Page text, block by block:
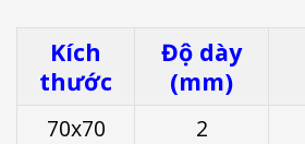
Kích
thước
Độ dày
(mm)
70x70 2